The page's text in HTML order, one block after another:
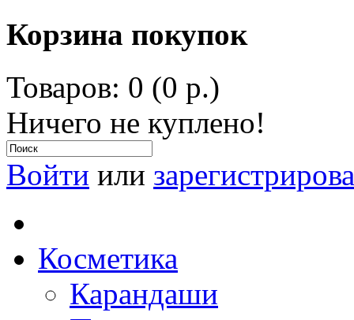
Корзина покупок
Товаров: 0 (0 р.)
Ничего не куплено!
Войти или
Косметика
Карандаши